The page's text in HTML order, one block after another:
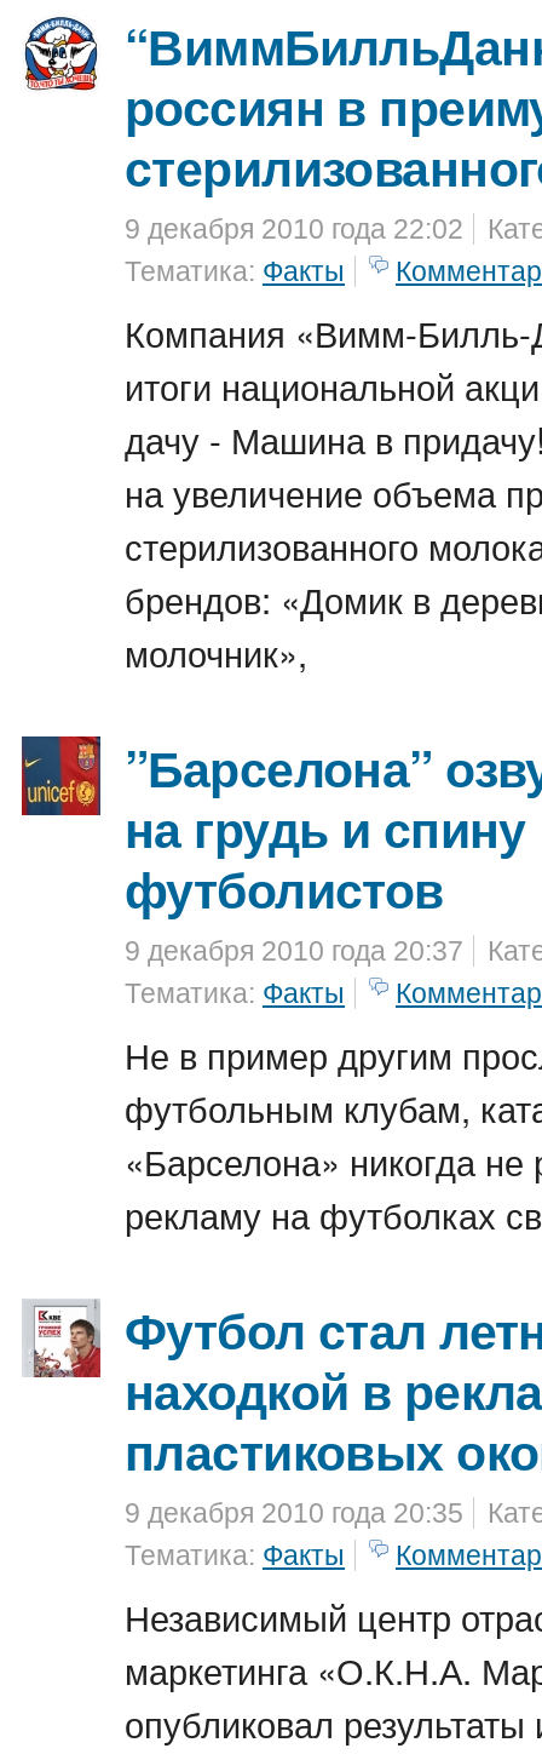
россиян в
9 декабря 2010 года 22:02
Тематика: Факты
Компания «Вимм-Билль-
итоги национальной
дачу - Машина в
на увеличение объема
стерилизованного
брендов: «Домик в
молочник»,
”Барселона”
на грудь и спину
футболистов
9 декабря 2010 года 20:37
Тематика: Факты
Не в пример другим
футбольным клубам,
«Барселона» никогда
рекламу на футболках
Футбол стал
находкой в
пластиковых
9 декабря 2010 года 20:35
Тематика: Факты
Независимый центр
маркетинга «О.К.Н.А.
опубликовал